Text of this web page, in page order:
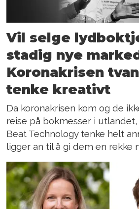
Vil selge
stadig nye
Koronakrisen
tenke kreativt
Da koronakrisen kom og de
reise på bokmesser i
Beat Technology tenke helt
ligger an til å gi dem en rekke